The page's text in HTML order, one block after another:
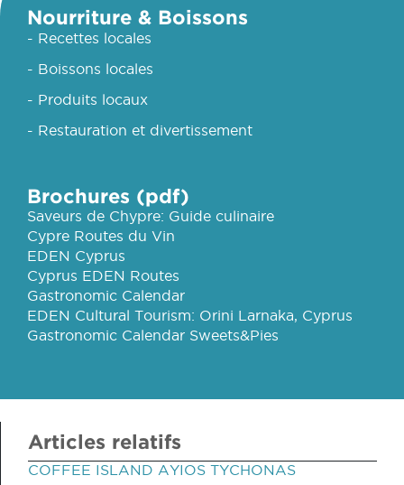
Nourriture & Boissons
- Recettes locales
- Boissons locales
- Produits locaux
- Restauration et divertissement
Brochures (pdf)
Saveurs de Chypre: Guide culinaire
Cypre Routes du Vin
EDEN Cyprus
Cyprus EDEN Routes
Gastronomic Calendar
EDEN Cultural Tourism: Orini Larnaka, Cyprus
Gastronomic Calendar Sweets&Pies
Articles relatifs
COFFEE ISLAND AYIOS TYCHONAS